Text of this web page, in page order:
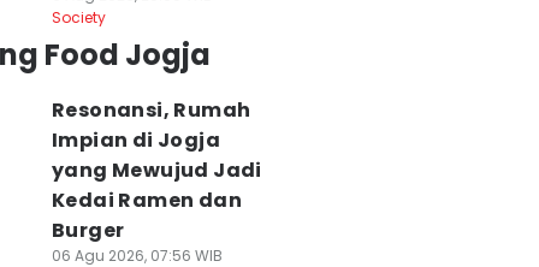
Society
Food Jogja
Resonansi, Rumah
Impian di Jogja
yang Mewujud Jadi
Kedai Ramen dan
Burger
06 Agu 2026, 07:56 WIB